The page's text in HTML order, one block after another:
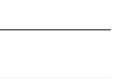
接連結了機械構成中的速度要
然形成音樂的抽象語言，慢與